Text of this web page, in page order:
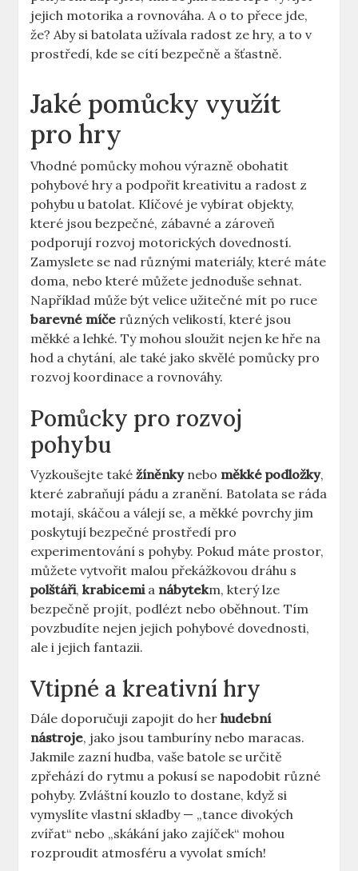
jejich motorika​ a⁢ rovnováha. A o to ​přece ‍jde,
že? Aby si​ batolata ‌užívala radost ze ⁣hry,⁤ a to v⁤
prostředí, kde ⁤se cítí bezpečně a šťastně.
Jaké pomůcky⁤ využít
pro hry
Vhodné pomůcky mohou výrazně obohatit
pohybové hry ⁢a podpořit kreativitu a⁣ radost z
pohybu ​u batolat. Klíčové je vybírat objekty,
které jsou ‍bezpečné, ‌zábavné a zároveň
podporují rozvoj motorických dovedností.
Zamyslete se nad ​různými materiály, které ‌máte
doma, nebo ‍které můžete ​jednoduše⁢ sehnat.
Například⁣ může ‌být‌ velice užitečné mít po‍ ruce
barevné míče různých velikostí, které jsou
měkké a lehké. ‍Ty mohou sloužit nejen ke hře na​
hod ⁢a chytání, ‍ale také jako skvělé ‍pomůcky pro
rozvoj koordinace ‌a ⁢rovnováhy.
Pomůcky⁢ pro rozvoj
‌pohybu
Vyzkoušejte takéžíněnkynebo měkké podložky,
které ‍zabraňují pádu⁣ a zranění.‍ Batolata se ráda
motají, skáčou a ​válejí ‌se,‌ a měkké⁢ povrchy jim
poskytují bezpečné⁤ prostředí pro
experimentování ⁤s‍ pohyby.⁤ Pokud‍ máte prostor,
můžete vytvořit‍ malou překážkovou dráhu s
polštáři,krabicemia nábytekm, ⁢který‍ lze
⁣bezpečně⁤ projít, podlézt nebo oběhnout. Tím
povzbudíte ‌nejen jejich​ pohybové dovednosti,⁤
ale i‍ jejich fantazii.
Vtipné a kreativní⁣ hry
Dále doporučuji⁣ zapojit do herhudební
nástroje, jako jsou ⁣tamburíny nebo maracas.
Jakmile zazní ‌hudba, vaše batole se určitě
zpřehází do rytmu a pokusí se napodobit různé
pohyby. Zvláštní⁣ kouzlo to⁣ dostane, když si
vymyslíte‌ vlastní skladby — „tance divokých
zvířat“ nebo „skákání jako zajíček“ mohou
rozproudit atmosféru a⁢ vyvolat smích!